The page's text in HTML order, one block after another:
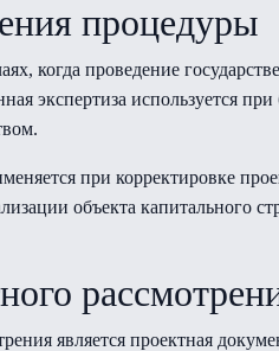
процедуры
когда проведение
экспертиза используется
при корректировке
объекта капитального
является проектная